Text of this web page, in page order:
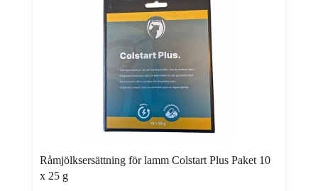
Råmjölksersättning för lamm Colstart Plus Paket 10
x 25 g